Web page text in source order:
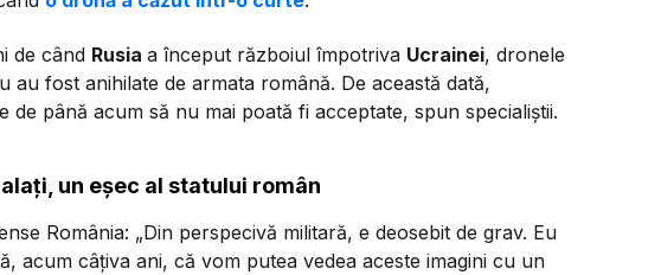
de când Rusia a început războiul împotriva Ucrainei, dronele
au fost anihilate de armata română. De această dată,
de până acum să nu mai poată fi acceptate, spun specialiștii.
un eșec al statului român
România: „Din perspecivă militară, e deosebit de grav. Eu
acum câțiva ani, că vom putea vedea aceste imagini cu un